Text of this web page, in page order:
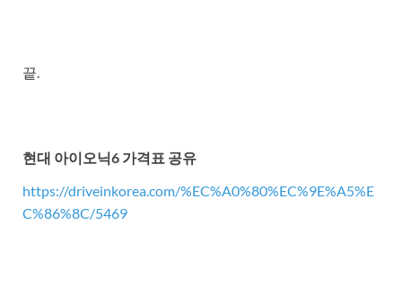
끝.
현대 아이오닉6 가격표 공유
https://driveinkorea.com/%EC%A0%80%EC%9E%A5%E
C%86%8C/5469